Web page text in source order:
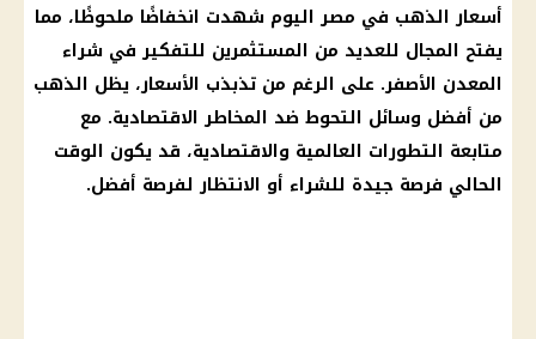
أسعار الذهب في مصراليوم شهدت انخفاضًا ملحوظًا، مما
يفتح المجال للعديد من المستثمرين للتفكير في شراء
المعدن الأصفر. على الرغم من تذبذب الأسعار، يظل الذهب
من أفضل وسائل التحوط ضد المخاطر الاقتصادية. مع
متابعة التطورات العالمية والاقتصادية، قد يكون الوقت
الحالي فرصة جيدة للشراء أو الانتظار لفرصة أفضل.